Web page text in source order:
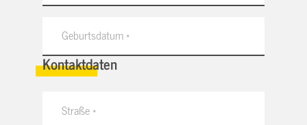
Kontaktdaten